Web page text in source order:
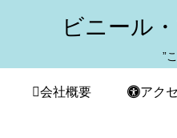
ビニール
”
会社概要 アク